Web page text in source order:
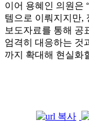
이어 용혜인 의원은
템으로 이뤄지지만,
보도자료를 통해 공
엄격히 대응하는 것
까지 확대해 현실화